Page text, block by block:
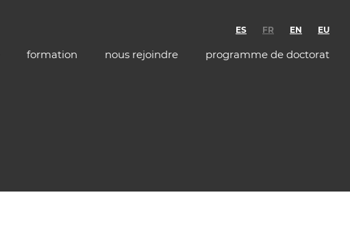
ES FR EN EU
formation nous rejoindre programme de doctorat